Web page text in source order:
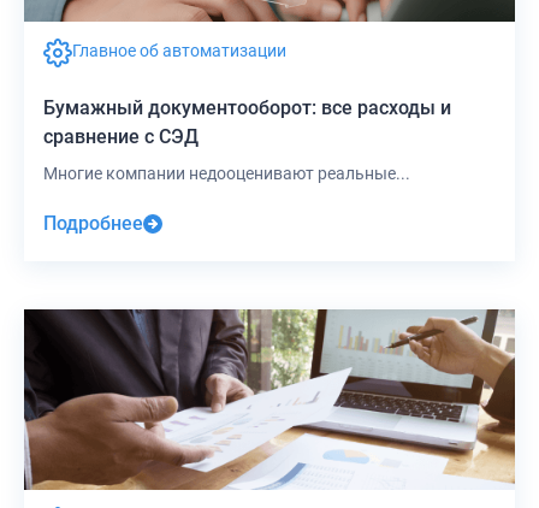
Главное об автоматизации
Бумажный документооборот: все расходы и
сравнение с СЭД
Многие компании недооценивают реальные...
Подробнее